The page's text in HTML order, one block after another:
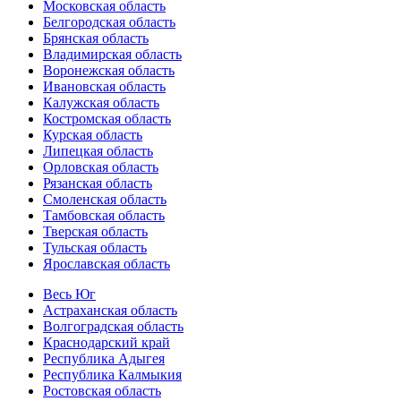
Московская область
Белгородская область
Брянская область
Владимирская область
Воронежская область
Ивановская область
Калужская область
Костромская область
Курская область
Липецкая область
Орловская область
Рязанская область
Смоленская область
Тамбовская область
Тверская область
Тульская область
Ярославская область
Весь Юг
Астраханская область
Волгоградская область
Краснодарский край
Республика Адыгея
Республика Калмыкия
Ростовская область